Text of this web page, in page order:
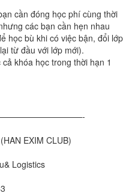
cần đóng học phí cùng thời
các bạn cần hẹn nhau
học bù khi có việc bận, đổi lớp
từ đầu với lớp mới).
khóa học trong thời hạn 1
EXIM CLUB)
Logistics